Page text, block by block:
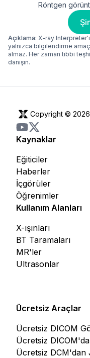
Röntgen
Açıklama: X-ray
yalnızca bilgilendirme
almaz. Her zaman tıbbi
danışın.
Copyright ©
Kaynaklar
İçgörüler
Öğrenimler
Haberler
Eğiticiler
Kullanım Alanları
BT Taramaları
MR'ler
Ultrasonlar
X-ışınları
Ücretsiz Araçlar
Ücretsiz DICOM
Ücretsiz
Ücretsiz